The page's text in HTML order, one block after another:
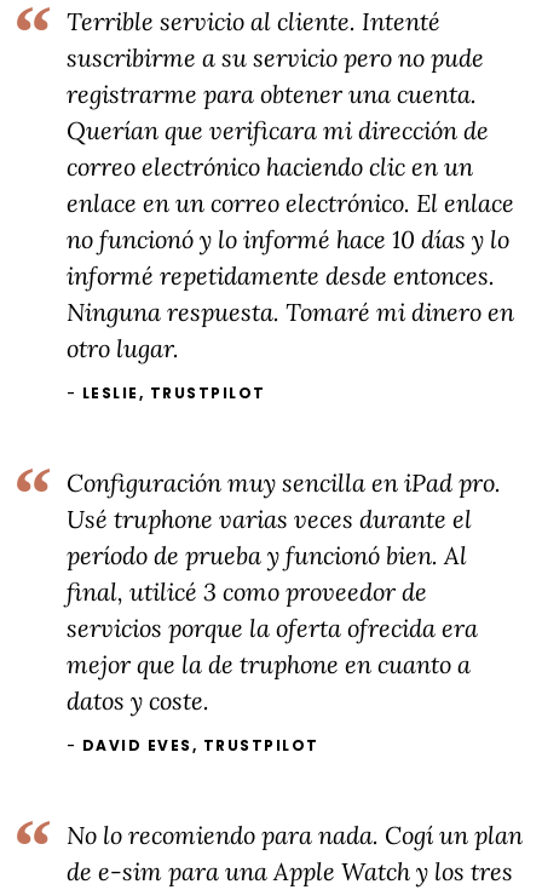
Terrible servicio al cliente. Intenté
suscribirme a su servicio pero no pude
registrarme para obtener una cuenta.
Querían que verificara mi dirección de
correo electrónico haciendo clic en un
enlace en un correo electrónico. El enlace
no funcionó y lo informé hace 10 días y lo
informé repetidamente desde entonces.
Ninguna respuesta. Tomaré mi dinero en
otro lugar.
LESLIE, TRUSTPILOT
Configuración muy sencilla en iPad pro.
Usé truphone varias veces durante el
período de prueba y funcionó bien. Al
final, utilicé 3 como proveedor de
servicios porque la oferta ofrecida era
mejor que la de truphone en cuanto a
datos y coste.
DAVID EVES, TRUSTPILOT
No lo recomiendo para nada. Cogí un plan
de e-sim para una Apple Watch y los tres